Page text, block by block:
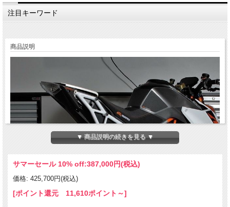
注目キーワード
商品説明
▼ 商品説明の続きを見る ▼
サマーセール 10% off:387,000円(税込)
価格: 425,700円(税込)
[ポイント還元 11,610ポイント～]